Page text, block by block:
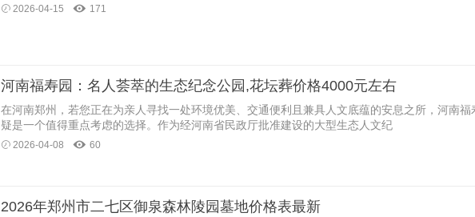
2026-04-15 171
河南福寿园：名人荟萃的生态纪念公园,花坛葬价格4000元左右
在河南郑州，若您正在为亲人寻找一处环境优美、交通便利且兼具人文底蕴的安息之所，河南福
疑是一个值得重点考虑的选择。作为经河南省民政厅批准建设的大型生态人文纪
2026-04-08 60
2026年郑州市二七区御泉森林陵园墓地价格表最新